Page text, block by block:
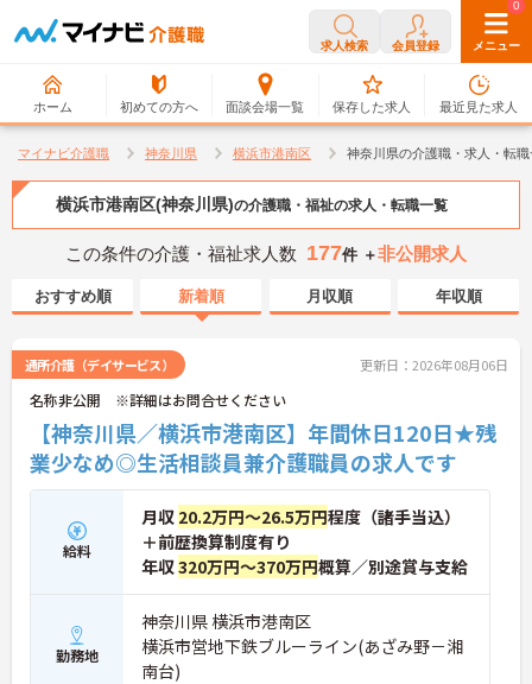
求人検索 会員登録 メニュー
ホーム 初めての方へ 面談会場一覧
0
保存した求人
0
最近見た求人
マイナビ介護職 神奈川県 横浜市港南区 神奈川県の介護職・求人・転職
横浜市港南区(神奈川県)の介護職・福祉の求人・転職一覧
この条件の介護・福祉求人数 177件 ＋非公開求人
おすすめ順 新着順 月収順 年収順
通所介護（デイサービス） 更新日：2026年08月06日
名称非公開 ※詳細はお問合せください
【神奈川県／横浜市港南区】年間休日120日★残
業少なめ◎生活相談員兼介護職員の求人です
給料
月収 20.2万円～26.5万円程度（諸手当込）
＋前歴換算制度有り
年収320万円～370万円概算／別途賞与支給
勤務地
神奈川県 横浜市港南区
横浜市営地下鉄ブルーライン(あざみ野－湘
南台)